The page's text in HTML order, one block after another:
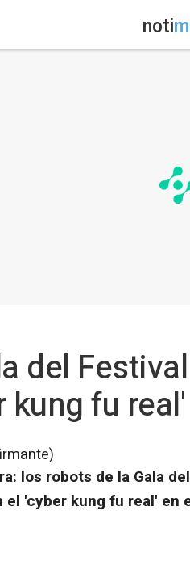
noti
del
fu
los robots de la Gala
'cyber kung fu real' en